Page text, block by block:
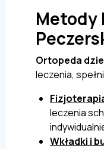
Metody
Ortopeda
leczenia,
leczenia
Wkładki i